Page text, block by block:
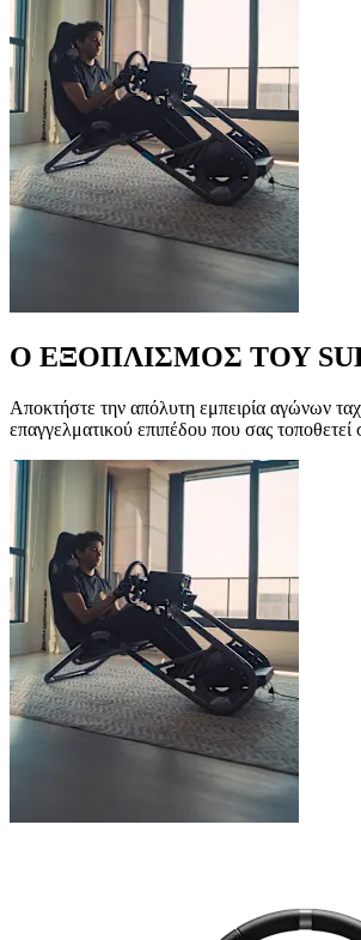
Ο ΕΞΟΠΛΙΣΜΟΣ ΤΟΥ
Αποκτήστε την απόλυτη εμπειρία αγώνων
επαγγελματικού επιπέδου που σας